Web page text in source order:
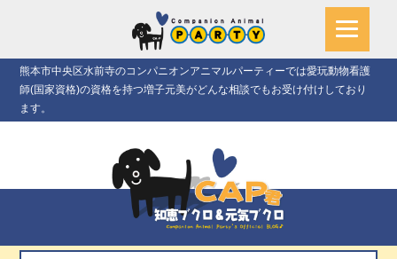
熊本市中央区水前寺のコンパニオンアニマルパーティーでは愛玩動物看護
師(国家資格)の資格を持つ増子元美がどんな相談でもお受け付けしており
ます。